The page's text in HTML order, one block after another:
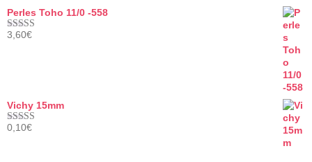
3,90€
Perles Toho 11/0 -558
Note5.00
3,60€
Vichy 15mm
Note5.00
0,10€